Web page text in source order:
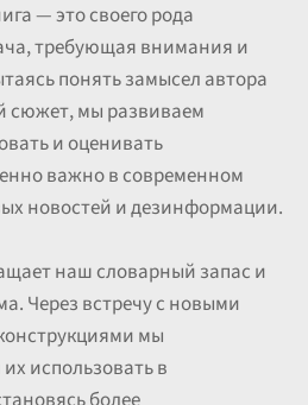
— это своего рода
требующая внимания и
понять замысел автора
сюжет, мы развиваем
и оценивать
важно в современном
новостей и дезинформации.
наш словарный запас и
Через встречу с новыми
мы
использовать в